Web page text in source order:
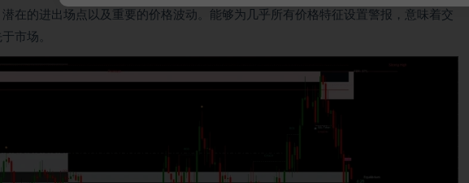
在的进出场点以及重要的价格波动。能够为几乎所有价格特征设置警报，意味着交
市场。